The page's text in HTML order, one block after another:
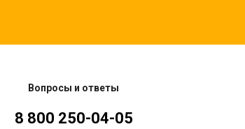
Вопросы и ответы
8 800 250-04-05